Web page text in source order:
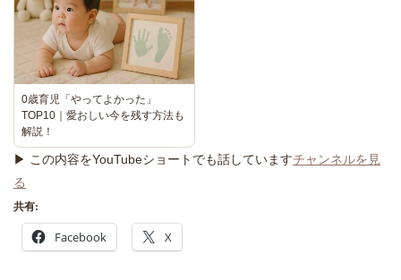
0歳育児「やってよかった」
TOP10｜愛おしい今を残す方法も
解説！
▶ この内容をYouTubeショートでも話していますチャンネルを見
る
共有:
Facebook X